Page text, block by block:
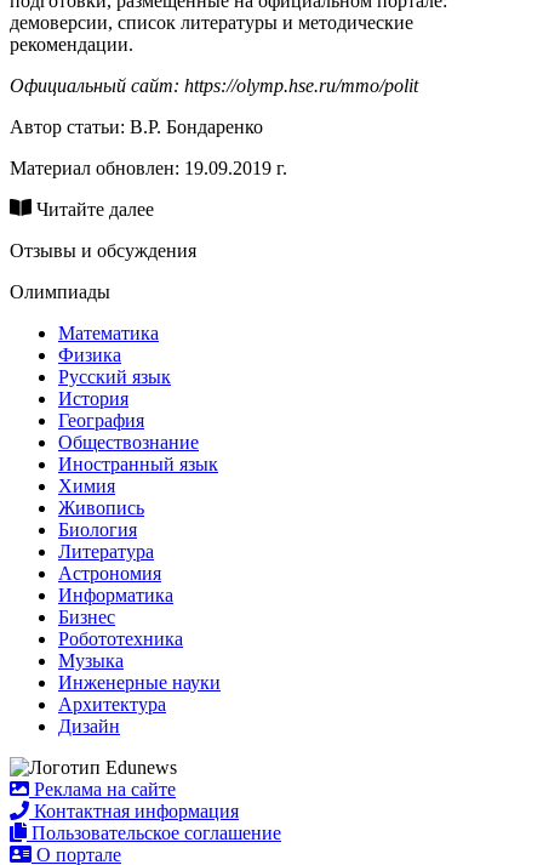
демоверсии, список литературы и методические
рекомендации.
Официальный сайт: https://olymp.hse.ru/mmo/polit
Автор статьи: В.Р. Бондаренко
Материал обновлен: 19.09.2019 г.
Читайте далее
Отзывы и обсуждения
Олимпиады
Математика
Физика
Русский язык
История
География
Обществознание
Иностранный язык
Химия
Живопись
Биология
Литература
Астрономия
Информатика
Бизнес
Робототехника
Музыка
Инженерные науки
Архитектура
Дизайн
Реклама на сайте
Контактная информация
Пользовательское соглашение
О портале